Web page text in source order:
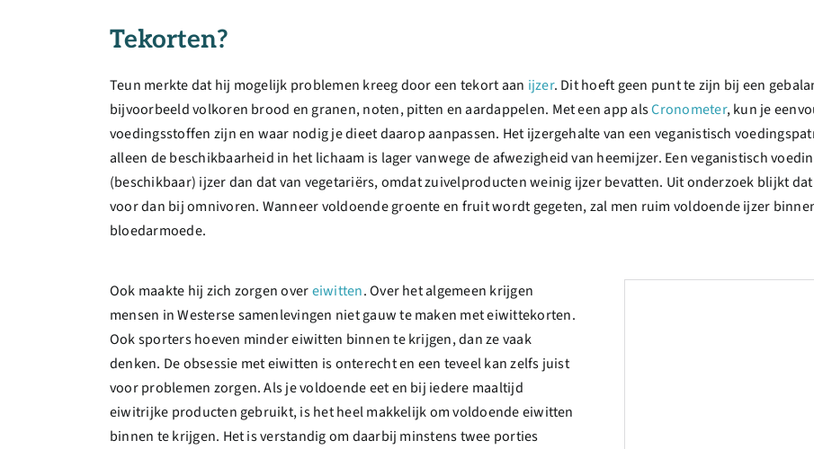
Tekorten?
Teun merkte dat hij mogelijk problemen kreeg door een tekort aan ijzer. Dit hoeft geen punt te zijn bij een
bijvoorbeeld volkoren brood en granen, noten, pitten en aardappelen. Met een app alsCronometer, kun je
voedingsstoffen zijn en waar nodig je dieet daarop aanpassen. Het ijzergehalte van een veganistisch
alleen de beschikbaarheid in het lichaam is lager vanwege de afwezigheid van heemijzer. Een veganistisch
(beschikbaar) ijzer dan dat van vegetariërs, omdat zuivelproducten weinig ijzer bevatten. Uit onderzoek blijkt
voor dan bij omnivoren. Wanneer voldoende groente en fruit wordt gegeten, zal men ruim voldoende ijzer
bloedarmoede.
Ook maakte hij zich zorgen overeiwitten. Over het algemeen krijgen
mensen in Westerse samenlevingen niet gauw te maken met eiwittekorten.
Ook sporters hoeven minder eiwitten binnen te krijgen, dan ze vaak
denken. De obsessie met eiwitten is onterecht en een teveel kan zelfs juist
voor problemen zorgen. Als je voldoende eet en bij iedere maaltijd
eiwitrijke producten gebruikt, is het heel makkelijk om voldoende eiwitten
binnen te krijgen. Het is verstandig om daarbij minstens twee porties